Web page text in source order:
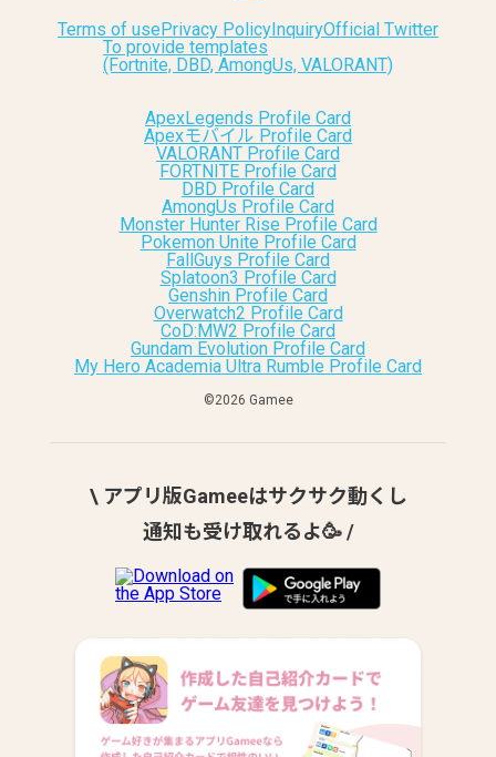
Terms of usePrivacy Policy InquiryOfficial Twitter
To provide templates
(Fortnite, DBD, AmongUs, VALORANT)
ApexLegends Profile Card
Apexモバイル Profile Card
VALORANT Profile Card
FORTNITE Profile Card
DBD Profile Card
AmongUs Profile Card
Monster Hunter Rise Profile Card
Pokemon Unite Profile Card
FallGuys Profile Card
Splatoon3 Profile Card
Genshin Profile Card
Overwatch2 Profile Card
CoD:MW2 Profile Card
Gundam Evolution Profile Card
My Hero Academia Ultra Rumble Profile Card
©︎2026 Gamee
\ アプリ版Gameeはサクサク動くし
通知も受け取れるよ🥳 /